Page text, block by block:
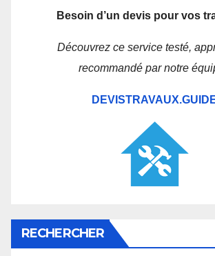
Besoin d’un devis pour vos
Découvrez ce service testé,
recommandé par notre
RECHERCHER